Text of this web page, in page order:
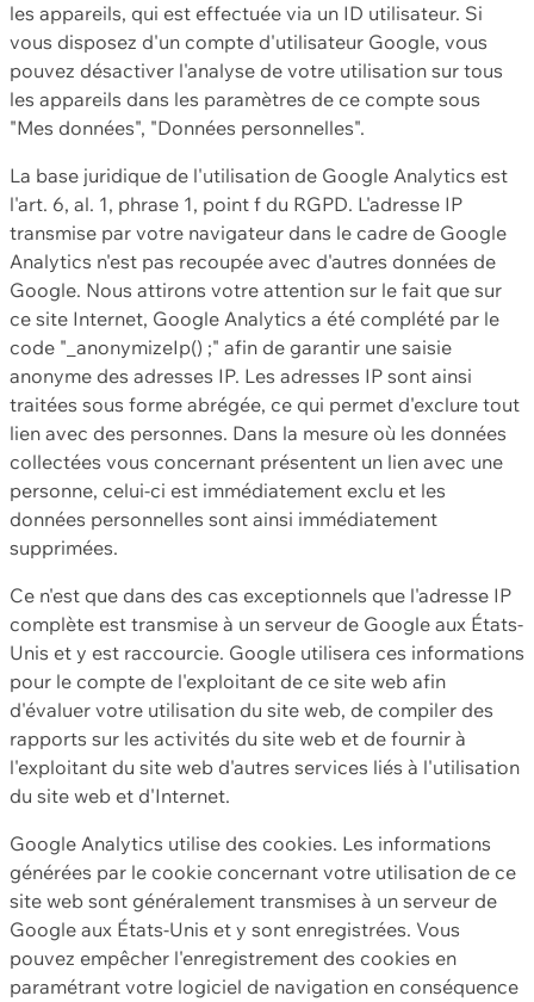
les appareils, qui est effectuée via un ID utilisateur. Si
vous disposez d'un compte d'utilisateur Google, vous
pouvez désactiver l'analyse de votre utilisation sur tous
les appareils dans les paramètres de ce compte sous
"Mes données", "Données personnelles".
La base juridique de l'utilisation de Google Analytics est
l'art. 6, al. 1, phrase 1, point f du RGPD. L'adresse IP
transmise par votre navigateur dans le cadre de Google
Analytics n'est pas recoupée avec d'autres données de
Google. Nous attirons votre attention sur le fait que sur
ce site Internet, Google Analytics a été complété par le
code "_anonymizeIp() ;" afin de garantir une saisie
anonyme des adresses IP. Les adresses IP sont ainsi
traitées sous forme abrégée, ce qui permet d'exclure tout
lien avec des personnes. Dans la mesure où les données
collectées vous concernant présentent un lien avec une
personne, celui-ci est immédiatement exclu et les
données personnelles sont ainsi immédiatement
supprimées.
Ce n'est que dans des cas exceptionnels que l'adresse IP
complète est transmise à un serveur de Google aux États-
Unis et y est raccourcie. Google utilisera ces informations
pour le compte de l'exploitant de ce site web afin
d'évaluer votre utilisation du site web, de compiler des
rapports sur les activités du site web et de fournir à
l'exploitant du site web d'autres services liés à l'utilisation
du site web et d'Internet.
Google Analytics utilise des cookies. Les informations
générées par le cookie concernant votre utilisation de ce
site web sont généralement transmises à un serveur de
Google aux États-Unis et y sont enregistrées. Vous
pouvez empêcher l'enregistrement des cookies en
paramétrant votre logiciel de navigation en conséquence